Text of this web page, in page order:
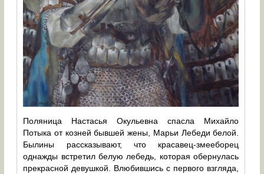
Поляница Настасья Окульевна спасла Михайло
Потыка от козней бывшей жены, Марьи Лебеди белой.
Былины рассказывают, что красавец-змееборец
однажды встретил белую лебедь, которая обернулась
прекрасной девушкой. Влюбившись с первого взгляда,